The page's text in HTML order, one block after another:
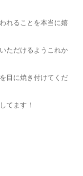
れることを本当に嬉
ただけるようこれか
目に焼き付けてくだ
てます！